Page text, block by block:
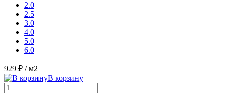
2.0
2.5
3.0
4.0
5.0
6.0
929 ₽ / м2
В корзину